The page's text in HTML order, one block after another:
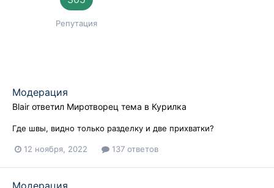
Репутация
Модерация
Blair ответил Миротворец тема в Курилка
Где швы, видно только разделку и две прихватки?
12 ноября, 2022 137 ответов